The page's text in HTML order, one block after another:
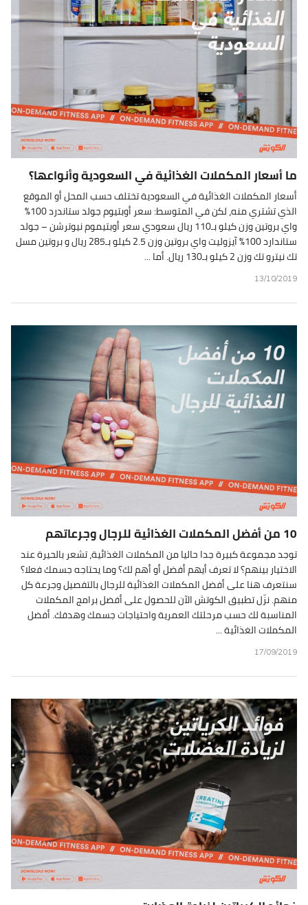
ما أسعار المكملات الغذائية في السعودية وأنواعها؟
أسعار المكملات الغذائية في السعودية تختلف حسب المحل أو الموقع
الذي تشتري منه، لكن في المتوسط: سعر أوبتيوم جولد ستاندرد 100%
واي بروتين وزن كيلو بـ110 ريال سعودي سعر أوبتيموم نيوترشن – جولد
ستاندارد 100% آيزوليت واي بروتين وزن 2.5 كيلو بـ285 ريال و بروتين مسل
تك نيترو تك وزن 2 كيلو بـ130 ريال. أما ...
13/10/2019
10 من أفضل المكملات الغذائية للرجال وجرعاتهم
توجد مجموعة كبيرة جدا حاليا من المكملات الغذائية، تشعر بالحيرة عند
الاختيار بينهم؟ لا تعرف أيهم أفضل أو أهم لك؟ وما يحتاجه جسمك فعلا؟
سنتعرف هنا على أفضل المكملات الغذائية للرجال بالتفصيل وجرعة كل
منهم. نزّل تطبيق الكوتش الآن للحصول على أفضل برامج المكملات
المناسبة لك حسب مرحلتك العمرية واحتياجات جسمك وهدفك. أفضل
المكملات الغذائية ...
17/09/2019